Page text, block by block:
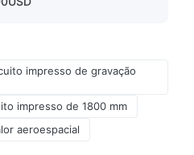
impresso de gravação
impresso de 1800 mm
aeroespacial